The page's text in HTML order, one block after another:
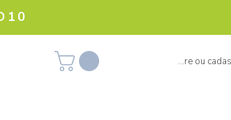
Olá, visitante! Entre ou